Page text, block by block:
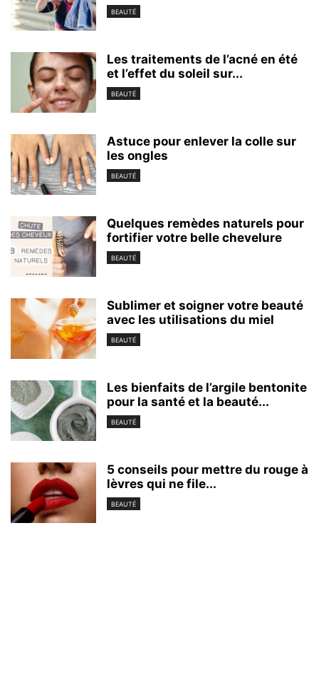
BEAUTÉ
Les traitements de l’acné en été
et l’effet du soleil sur...
BEAUTÉ
Astuce pour enlever la colle sur
les ongles
BEAUTÉ
Quelques remèdes naturels pour
fortifier votre belle chevelure
BEAUTÉ
Sublimer et soigner votre beauté
avec les utilisations du miel
BEAUTÉ
Les bienfaits de l’argile bentonite
pour la santé et la beauté...
BEAUTÉ
5 conseils pour mettre du rouge à
lèvres qui ne file...
BEAUTÉ